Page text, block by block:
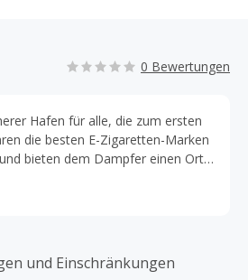
0 Bewertungen
Hafen für alle, die zum ersten
die besten E-Zigaretten-Marken
bieten dem Dampfer einen Ort,
zu erschwinglichen Preisen.
und Einschränkungen